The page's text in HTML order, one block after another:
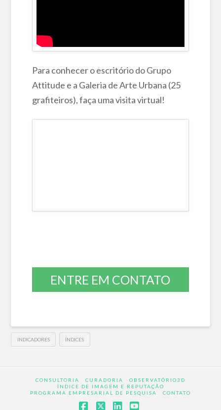
Para conhecer o escritório do Grupo
Attitude e a Galeria de Arte Urbana (25
grafiteiros), faça uma visita virtual!
ENTRE EM CONTATO
INDICADORES ÍNDICES
CONSULTORIA CURADORIA
OBSERVATÓRIO3D
ÍNDICE DE IMAGEM E REPUTAÇÃO
PROGRAMA EMPRESARIAL DE PESQUISA
CONTATO